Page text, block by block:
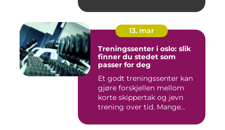
13. mar
Treningssenter i oslo: slik
finner du stedet som
passer for deg
Et godt treningssenter kan
gjøre forskjellen mellom
korte skippertak og jevn
trening over tid. Mange...